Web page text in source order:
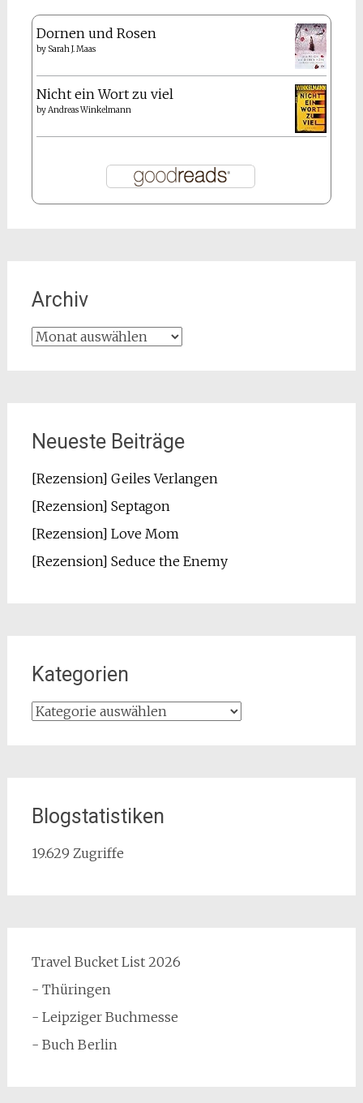
Dornen und Rosen
by Sarah J. Maas
Nicht ein Wort zu viel
byAndreas Winkelmann
Archiv
Archiv
Neueste Beiträge
[Rezension] Geiles Verlangen
[Rezension] Septagon
[Rezension] Love Mom
[Rezension] Seduce the Enemy
Kategorien
Kategorien
Blogstatistiken
19.629 Zugriffe
Travel Bucket List 2026
- Thüringen
- Leipziger Buchmesse
- Buch Berlin